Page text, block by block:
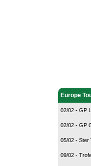
Europe
02/02 - GP
02/02 - GP
05/02 - Ster
09/02 -